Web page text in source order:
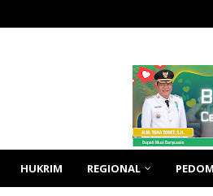
HUKRIM REGIONAL